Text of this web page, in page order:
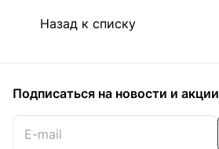
Назад к списку
Подписаться на новости и акции